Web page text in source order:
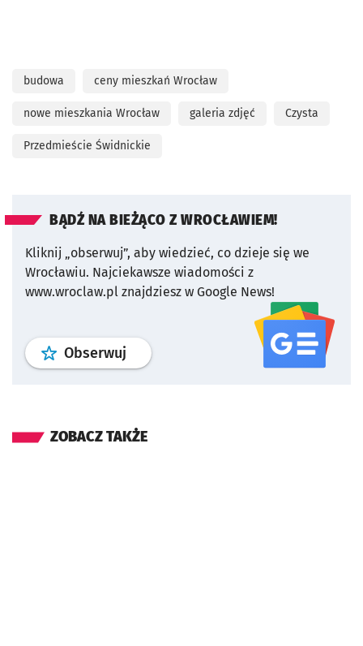
budowa ceny mieszkań Wrocław
nowe mieszkania Wrocław galeria zdjęć Czysta
Przedmieście Świdnickie
BĄDŹ NA BIEŻĄCO Z WROCŁAWIEM!
Kliknij „obserwuj”, aby wiedzieć, co dzieje się we
Wrocławiu. Najciekawsze wiadomości z
www.wroclaw.pl znajdziesz w Google News!
Obserwuj profil serwisu
ZOBACZ TAKŻE